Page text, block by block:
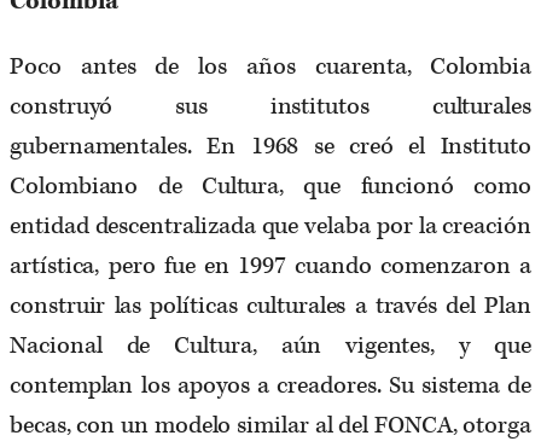
Poco antes de los años cuarenta, Colombia
construyó sus institutos culturales
gubernamentales. En 1968 se creó el Instituto
Colombiano de Cultura, que funcionó como
entidad descentralizada que velaba por la creación
artística, pero fue en 1997 cuando comenzaron a
construir las políticas culturales a través del Plan
Nacional de Cultura, aún vigentes, y que
contemplan los apoyos a creadores. Su sistema de
becas, con un modelo similar al del FONCA, otorga